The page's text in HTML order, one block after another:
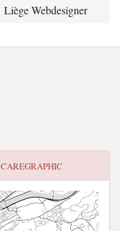
Liège Webdesigner
CAREGRAPHIC